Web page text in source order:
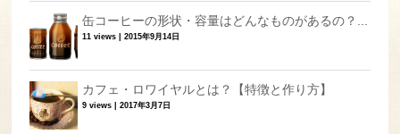
缶コーヒーの形状・容量はどんなものがあるの？...
11 views |2015年9月14日
カフェ・ロワイヤルとは？【特徴と作り方】
9 views |2017年3月7日